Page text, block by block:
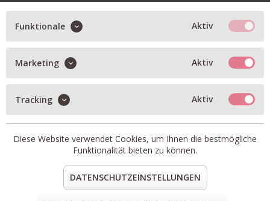
BESCHREIBUNG
Ledergürtel
3,5cm
Artikel-Nr.:
WILD-BROWN.3
Passform:
fällt kleiner aus; bitte 1 Nummer größer
bestellen
pin it mail
FORM & GRÖSSE
Funktionale Aktiv
Marketing Aktiv
Tracking Aktiv
Diese Website verwendet Cookies, um Ihnen die bestmögliche
Funktionalität bieten zu können.
DATENSCHUTZEINSTELLUNGEN